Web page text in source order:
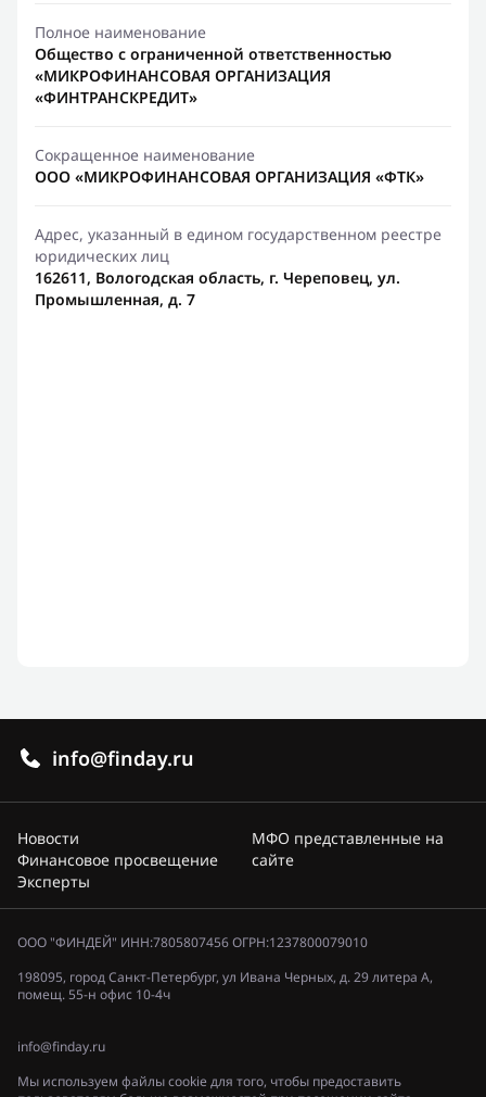
Полное наименование
Общество с ограниченной ответственностью
«МИКРОФИНАНСОВАЯ ОРГАНИЗАЦИЯ
«ФИНТРАНСКРЕДИТ»
Сокращенное наименование
ООО «МИКРОФИНАНСОВАЯ ОРГАНИЗАЦИЯ «ФТК»
Адрес, указанный в едином государственном реестре
юридических лиц
162611, Вологодская область, г. Череповец, ул.
Промышленная, д. 7
info@finday.ru
Новости
Финансовое просвещение
Эксперты
МФО представленные на
сайте
ООО "ФИНДЕЙ" ИНН:7805807456 ОГРН:1237800079010
198095, город Санкт-Петербург, ул Ивана Черных, д. 29 литера А,
помещ. 55-н офис 10-4ч
info@finday.ru
Мы используем файлы cookie для того, чтобы предоставить